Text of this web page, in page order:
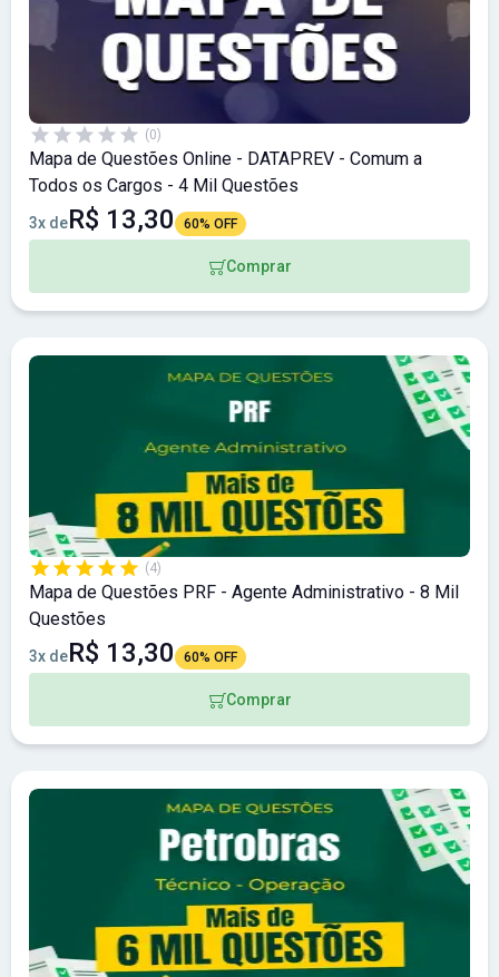
(0)
Mapa de Questões Online - DATAPREV - Comum a
Todos os Cargos - 4 Mil Questões
3x deR$ 13,30 60% OFF
Comprar
(4)
Mapa de Questões PRF - Agente Administrativo - 8 Mil
Questões
3x deR$ 13,30 60% OFF
Comprar